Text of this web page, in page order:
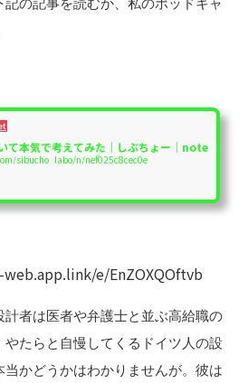
の記事を読むか、私のポッドキャ
て本気で考えてみた｜しぶちょー｜note
sibucho_labo/n/nef025c8cec0e
e/EnZOXQOftvb
計者は医者や弁護士と並ぶ高給職の
たらと自慢してくるドイツ人の設
かどうかはわかりませんが。彼は